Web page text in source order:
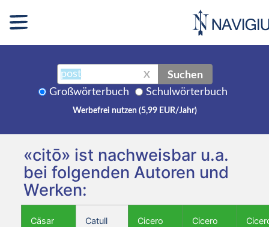
X Suchen
Großwörterbuch Schulwörterbuch
Werbefrei nutzen (5,99 EUR/Jahr)
«citō» ist nachweisbar u.a.
bei folgenden Autoren und
Werken:
Cäsar
Catull
Cicero
Cicero